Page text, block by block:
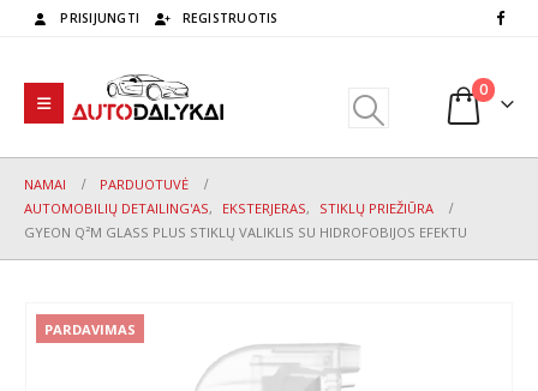
PRISIJUNGTI REGISTRUOTIS
0
NAMAI
PARDUOTUVĖ
AUTOMOBILIŲ DETAILING'AS, EKSTERJERAS,
STIKLŲ PRIEŽIŪRA
GYEON Q²M GLASS PLUS STIKLŲ VALIKLIS SU HIDROFOBIJOS EFEKTU
PARDAVIMAS